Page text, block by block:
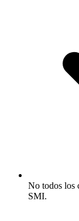
No todos los
SMI.